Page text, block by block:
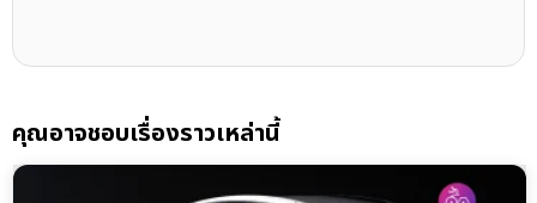
คุณอาจชอบเรื่องราวเหล่านี้